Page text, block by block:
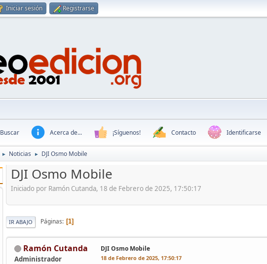
Iniciar sesión Registrarse
Buscar Acerca de... ¡Síguenos! Contacto Identificarse
► Noticias ► DJI Osmo Mobile
DJI Osmo Mobile
Iniciado por Ramón Cutanda, 18 de Febrero de 2025, 17:50:17
IR ABAJO Páginas 1
Ramón Cutanda
Administrador
DJI Osmo Mobile
18 de Febrero de 2025, 17:50:17